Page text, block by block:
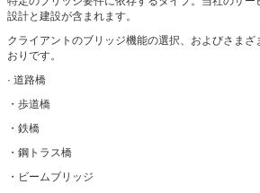
設計と建設が含まれます。
クライアントのブリッジ機能の選択、およびさまざ
おりです。
· 道路橋
・歩道橋
・鉄橋
・鋼トラス橋
・ビームブリッジ